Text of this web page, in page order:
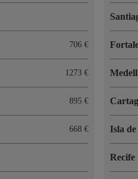
706 €
1273 €
895 €
668 € Isla de
Recife